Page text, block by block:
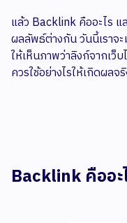
แล้ว Backlink คืออะไร แ
ผลลัพธ์ต่างกัน วันนี้เราจ
ให้เห็นภาพว่าลิงก์จากเว็
ควรใช้อย่างไรให้เกิดผลจ
Backlink คืออะ